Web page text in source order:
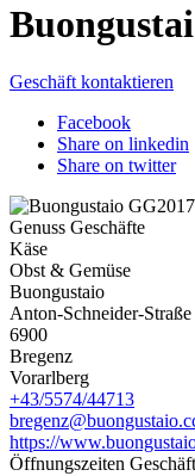
Geschäft kontaktieren
Facebook
Share on linkedin
Share on twitter
Genuss Geschäfte
Käse
Obst & Gemüse
Buongustaio
Anton-Schneider-
6900
Bregenz
Vorarlberg
+43/5574/44713
https://
Öffnungszeiten Geschäft